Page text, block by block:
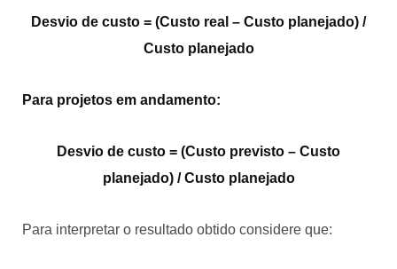
Desvio de custo = (Custo real – Custo planejado) /
Custo planejado
Para projetos em andamento:
Desvio de custo = (Custo previsto – Custo
planejado) / Custo planejado
Para interpretar o resultado obtido considere que: